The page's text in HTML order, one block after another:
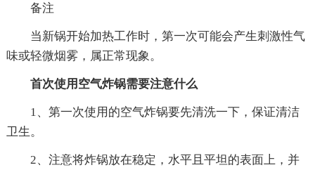
备注
当新锅开始加热工作时，第一次可能会产生刺激性气
味或轻微烟雾，属正常现象。
首次使用空气炸锅需要注意什么
1、第一次使用的空气炸锅要先清洗一下，保证清洁
卫生。
2、注意将炸锅放在稳定，水平且平坦的表面上，并